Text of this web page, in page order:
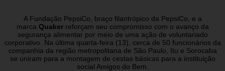
A Fundação PepsiCo, braço filantrópico da PepsiCo, e a
marca Quakerreforçam seu compromisso com o avanço da
segurança alimentar por meio de uma ação de voluntariado
corporativo. Na última quarta-feira (13), cerca de 50 funcionários da
companhia da região metropolitana de São Paulo, Itu e Sorocaba
se uniram para a montagem de cestas básicas para a instituição
social Amigos do Bem.